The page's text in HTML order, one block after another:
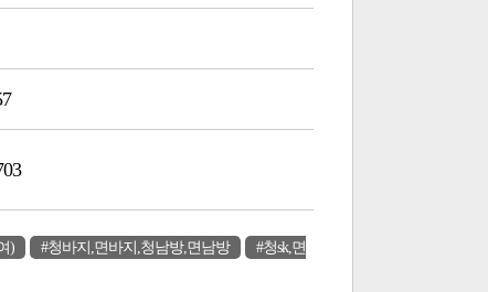
) #청바지,면바지,청남방,면남방 #청sk,면